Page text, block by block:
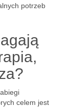
potrzeb
celem jest